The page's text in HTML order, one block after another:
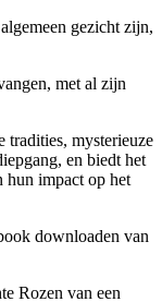
gezicht zijn,
met al zijn
tradities, mysterieuze
en biedt het
hun impact op het
downloaden van
Rozen van een